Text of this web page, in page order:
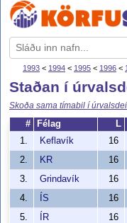
1993 < 1994 < 1995 < 1996 <
Staðan í
Skoða sama tímabil í
#
Félag L
1.
Keflavík 16
2.
KR 16
3.
Grindavík 16
4.
ÍS 16
5.
ÍR 16